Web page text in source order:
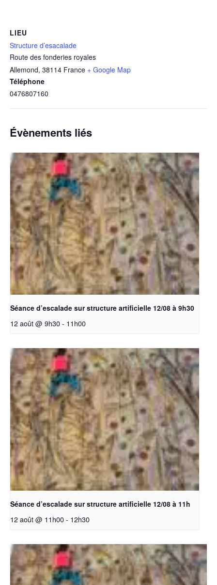
LIEU
Structure d’esacalade
Route des fonderies royales
Allemond, 38114 France + Google Map
Téléphone
0476807160
Évènements liés
Séance d’escalade sur structure artificielle 12/08 à 9h30
12 août @ 9h30- 11h00
Séance d’escalade sur structure artificielle 12/08 à 11h
12 août @ 11h00- 12h30